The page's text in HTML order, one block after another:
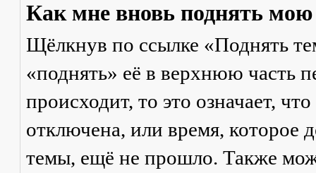
Как мне вновь поднять мою
Щёлкнув по ссылке «Поднять
«поднять» её в верхнюю часть
происходит, то это означает,
отключена, или время, которое
темы, ещё не прошло. Также